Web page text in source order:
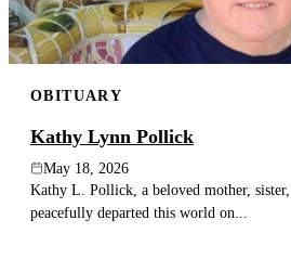
OBITUARY
Kathy Lynn Pollick
May 18, 2026
Kathy L. Pollick, a beloved mother, sister,
peacefully departed this world on...